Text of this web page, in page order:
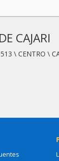
CAJARI
\ CENTRO \